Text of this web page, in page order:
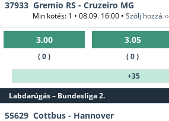
37933 Gremio RS - Cruzeiro MG
Min kötés: 1 • 08.09. 16:00 • Szólj hozzá ››
3.00
( 0 )
3.05
( 0 )
+35
Labdarúgás – Bundesliga 2.
55629 Cottbus - Hannover